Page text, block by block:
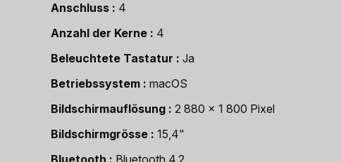
Anschluss
4
Anzahl der Kerne
4
Beleuchtete Tastatur
Ja
Betriebssystem
macOS
Bildschirmauflösung
2 880 x 1 800 Pixel
Bildschirmgrösse
15,4"
Bluetooth
Bluetooth 4.2